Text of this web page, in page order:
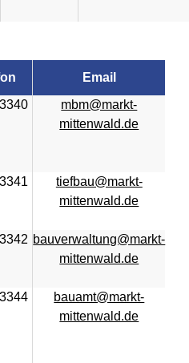
Email
mbm@markt-
mittenwald.de
tiefbau@markt-
mittenwald.de
bauverwaltung@markt-
mittenwald.de
bauamt@markt-
mittenwald.de